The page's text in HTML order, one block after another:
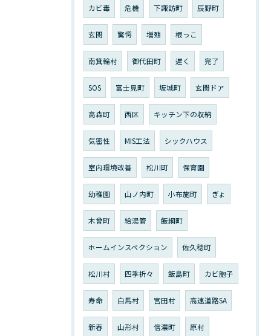
カビ毒 危機 下諏訪町 辰野町
玄関 驚愕 増殖 根っこ
南箕輪村 御代田町 遅く 完了
SOS 富士見町 坂城町 玄関ドア
高森町 西区 キッチン下の収納
気密性 MIS工法 シックハウス
室内環境改善 松川町 保育園
幼稚園 山ノ内町 小布施町 ぎょ
木曾町 給湯管 飯綱町
ホームインスペクション 佐久穂町
松川村 四季折々 飯島町 カビ胞子
寿命 白馬村 宮田村 高速道路SA
新春 山形村 信濃町 原村